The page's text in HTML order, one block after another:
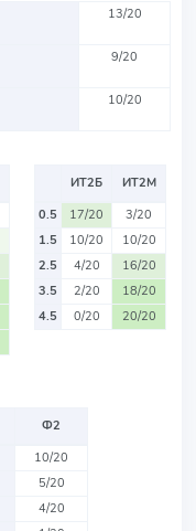
13/20
9/20
10/20
ИТ2Б
ИТ2М
0.5
17/20
3/20
1.5
10/20
10/20
2.5
4/20
16/20
3.5
2/20
18/20
4.5
0/20 20/20
Ф2
10/20
5/20
4/20